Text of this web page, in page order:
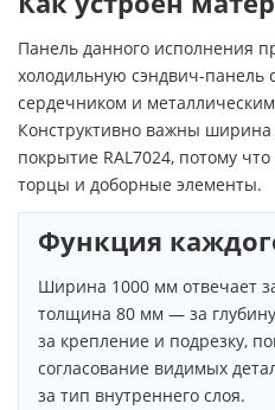
Панель данного исполнения
холодильную сэндвич-панель
сердечником и
Конструктивно важны
покрытие RAL7024, потому
торцы и доборные элементы.
Функция
Ширина 1000 мм отвечает
толщина 80 мм — за
за крепление и подрезку,
согласование видимых
за тип внутреннего слоя.